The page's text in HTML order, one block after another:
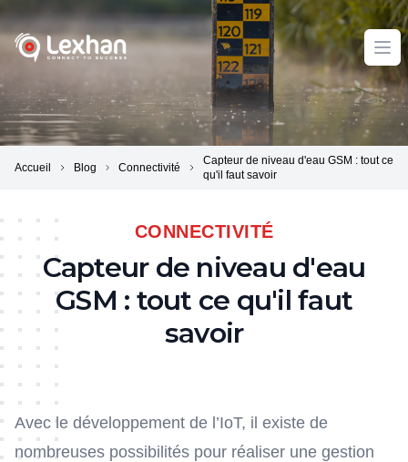
Lexhan
Accueil Blog Connectivité
Capteur de niveau d'eau GSM : tout ce
qu'il faut savoir
CONNECTIVITÉ
Capteur de niveau d'eau
GSM : tout ce qu'il faut
savoir
Avec le développement de l’IoT, il existe de
nombreuses possibilités pour réaliser une gestion